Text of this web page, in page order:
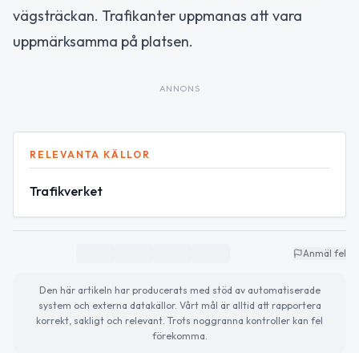
vägsträckan. Trafikanter uppmanas att vara
uppmärksamma på platsen.
ANNONS
RELEVANTA KÄLLOR
Trafikverket
Anmäl fel
Den här artikeln har producerats med stöd av automatiserade
system och externa datakällor. Vårt mål är alltid att rapportera
korrekt, sakligt och relevant. Trots noggranna kontroller kan fel
förekomma.